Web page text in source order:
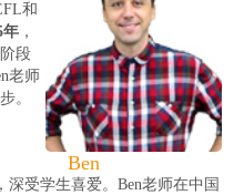
和
年 ，
段
老师
。
Ben
受学生喜爱。Ben老师在中国